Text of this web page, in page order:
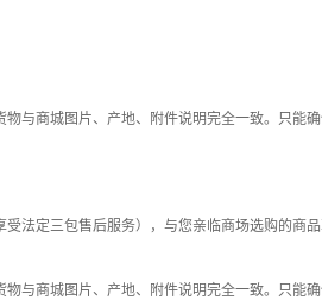
与商城图片、产地、附件说明完全一致。只能
法定三包售后服务），与您亲临商场选购的商
与商城图片、产地、附件说明完全一致。只能